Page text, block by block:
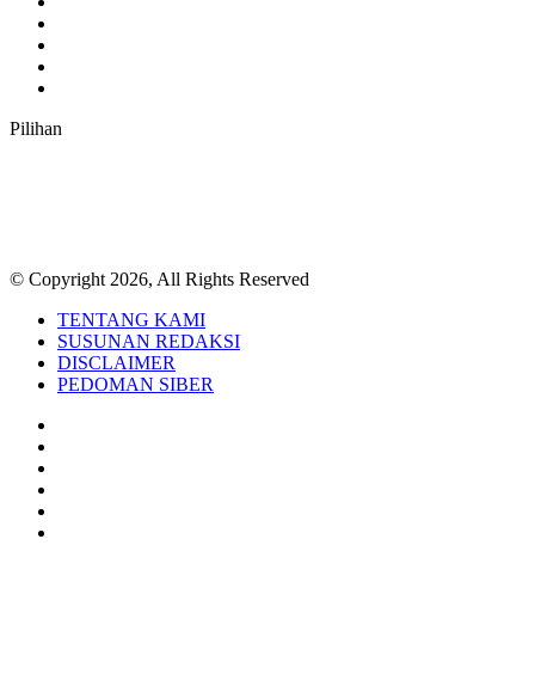
Pilihan
© Copyright 2026, All Rights Reserved
TENTANG KAMI
SUSUNAN REDAKSI
DISCLAIMER
PEDOMAN SIBER